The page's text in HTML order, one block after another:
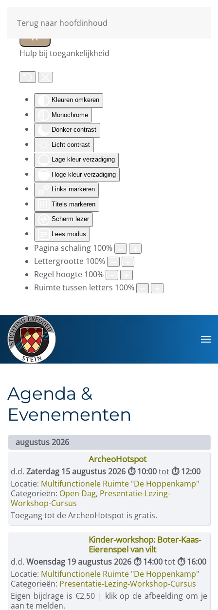
Hulp bij toegankelijkheid
Kleuren omkeren
Monochrome
Donker contrast
Licht contrast
Lage kleur verzadiging
Hoge kleur verzadiging
Links markeren
Titels markeren
Scherm lezer
Lees modus
Pagina schaling 100%
Lettergrootte 100%
Regel hoogte 100%
Ruimte tussen letters 100%
Terug naar hoofdinhoud
Agenda &
Evenementen
augustus 2026
ArcheoHotspot
d.d.Zaterdag 15 augustus 2026 ⏱ 10:00tot ⏱ 12:00
Locatie: Multifunctionele Ruimte "De Hoppenkamp"
Categorieën: Open Dag, Presentatie-Lezing-
Workshop-Cursus
Toegang tot de ArcheoHotspot is gratis.
Kinder-workshop: Boter-Kaas-
Eierenspel van vilt
d.d.Woensdag 19 augustus 2026 ⏱ 14:00tot ⏱ 16:00
Locatie: Multifunctionele Ruimte "De Hoppenkamp"
Categorieën: Presentatie-Lezing-Workshop-Cursus
Eigen bijdrage is €2,50 | klik op de afbeelding om je
aan te melden.